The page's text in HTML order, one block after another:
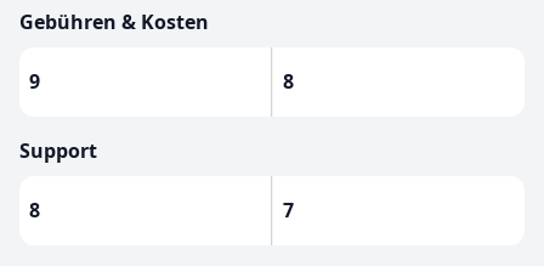
Gebühren & Kosten
9 8
Support
8 7